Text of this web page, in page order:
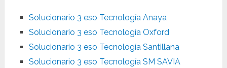
Solucionario 3 eso Tecnología Anaya
Solucionario 3 eso Tecnología Oxford
Solucionario 3 eso Tecnología Santillana
Solucionario 3 eso Tecnología SM SAVIA